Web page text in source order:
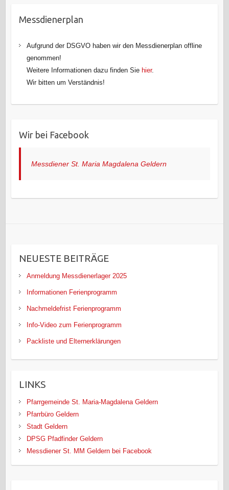
Messdienerplan
Aufgrund der DSGVO haben wir den Messdienerplan offline
genommen!
Weitere Informationen dazu finden Sie hier.
Wir bitten um Verständnis!
Wir bei Facebook
Messdiener St. Maria Magdalena Geldern
NEUESTE BEITRÄGE
Anmeldung Messdienerlager 2025
Informationen Ferienprogramm
Nachmeldefrist Ferienprogramm
Info-Video zum Ferienprogramm
Packliste und Elternerklärungen
LINKS
Pfarrgemeinde St. Maria-Magdalena Geldern
Pfarrbüro Geldern
Stadt Geldern
DPSG Pfadfinder Geldern
Messdiener St. MM Geldern bei Facebook